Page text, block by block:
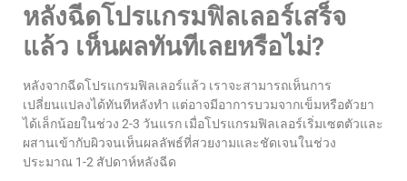
หลังฉีดโปรแกรมฟิลเลอร์เสร็จ
แล้ว เห็นผลทันทีเลยหรือไม่?
หลังจากฉีดโปรแกรมฟิลเลอร์แล้ว เราจะสามารถเห็นการ
เปลี่ยนแปลงได้ทันทีหลังทำ แต่อาจมีอาการบวมจากเข็มหรือตัวยา
ได้เล็กน้อยในช่วง 2-3 วันแรก เมื่อโปรแกรมฟิลเลอร์เริ่มเซตตัวและ
ผสานเข้ากับผิวจนเห็นผลลัพธ์ที่สวยงามและชัดเจนในช่วง
ประมาณ 1-2 สัปดาห์หลังฉีด